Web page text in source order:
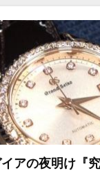
イアの夜明け『